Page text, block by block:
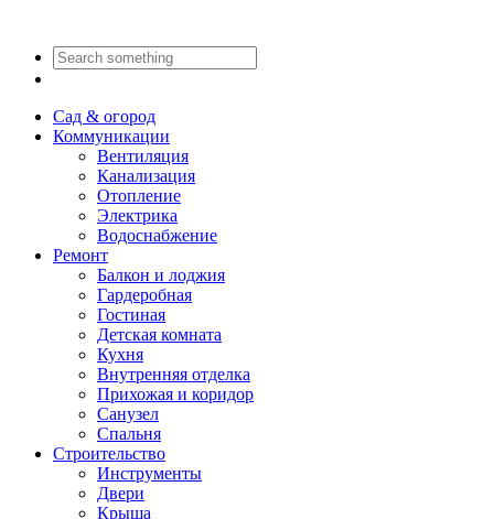
Сад & огород
Коммуникации
Вентиляция
Канализация
Отопление
Электрика
Водоснабжение
Ремонт
Балкон и лоджия
Гардеробная
Гостиная
Детская комната
Кухня
Внутренняя отделка
Прихожая и коридор
Санузел
Спальня
Строительство
Инструменты
Двери
Крыша